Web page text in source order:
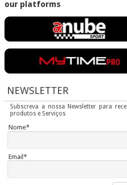
our platforms
NEWSLETTER
Subscreva a nossa Newsletter para
produtos e Serviços
Nome*
Email*